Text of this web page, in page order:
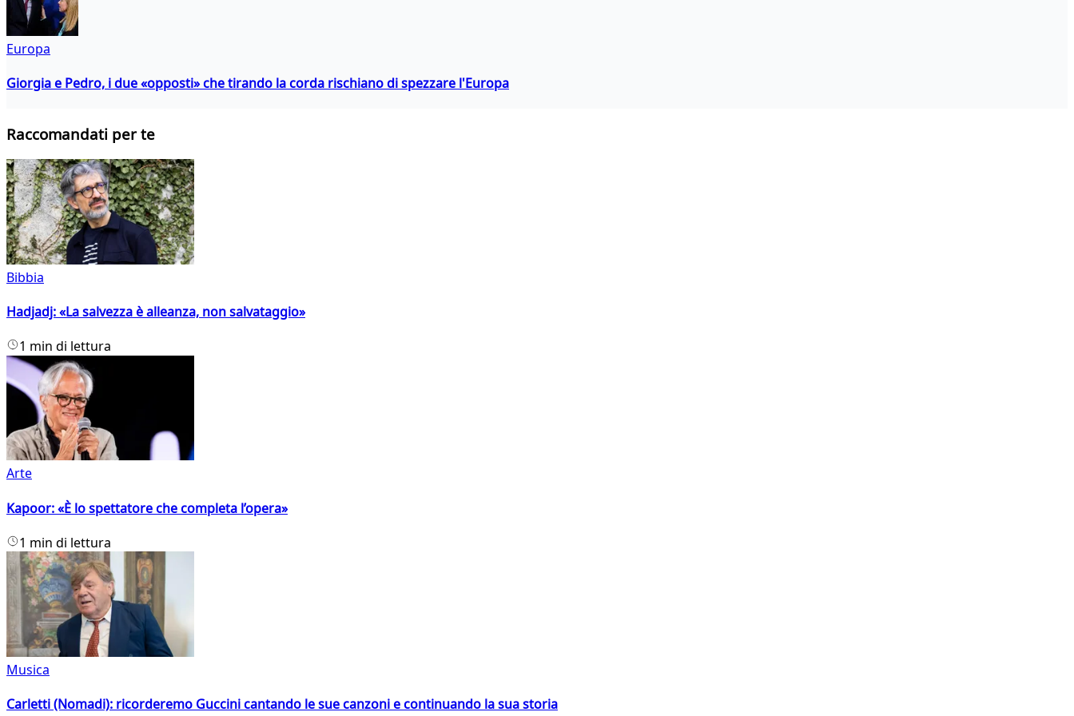
Europa
Giorgia e Pedro, i due «opposti» che tirando la corda rischiano di spezzare l'Europa
Raccomandati per te
Bibbia
Hadjadj: «La salvezza è alleanza, non salvataggio»
1 min di lettura
Arte
Kapoor: «È lo spettatore che completa l’opera»
1 min di lettura
Musica
Carletti (Nomadi): ricorderemo Guccini cantando le sue canzoni e continuando la sua storia